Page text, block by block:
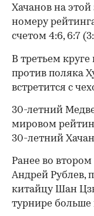
Хачанов на
номеру
счетом 4:6, 6:7
00:00
В третьем
против поляка
встретится с
30-летний
мировом
30-летний
Ранее во втором
Андрей Рублев,
китайцу Шан
турнире больше